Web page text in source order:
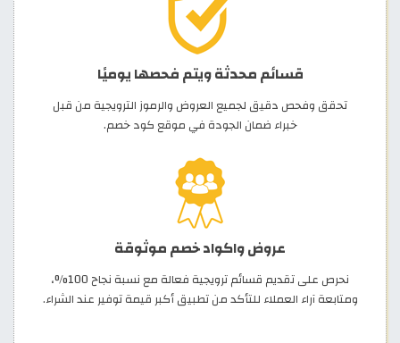
قسائم محدثة ويتم فحصها يوميًا
تحقق وفحص دقيق لجميع العروض والرموز الترويجية من قبل
خبراء ضمان الجودة في موقع كود خصم.
عروض واكواد خصم موثوقة
نحرص على تقديم قسائم ترويجية فعالة مع نسبة نجاح 100%،
ومتابعة آراء العملاء للتأكد من تطبيق أكبر قيمة توفير عند الشراء.